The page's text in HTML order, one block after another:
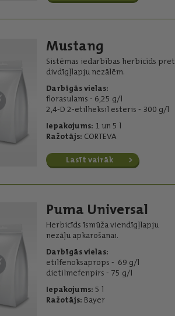
Mustang
Sistēmas iedarbības herbicīds pret
divdīgļlapju nezālēm.
Darbīgās vielas:
florasulams - 6,25 g/l
2,4-D 2-etilheksil esteris - 300 g/l
Iepakojums: 1 un 5 l
Ražotājs: CORTEVA
Lasīt vairāk
Puma Universal
Herbicīds īsmūža viendīgļlapju
nezāļu apkarošanai.
Darbīgās vielas:
etilfenoksaprops - 69 g/l
dietilmefenpirs - 75 g/l
Iepakojums: 5 l
Ražotājs: Bayer